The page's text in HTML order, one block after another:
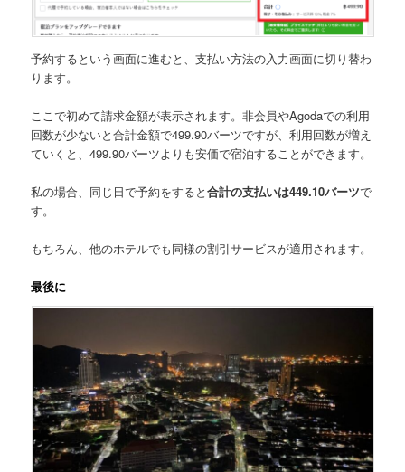
予約するという画面に進むと、支払い方法の入力画面に切り替わ
ります。
ここで初めて請求金額が表示されます。非会員やAgodaでの利用
回数が少ないと合計金額で499.90バーツですが、利用回数が増え
ていくと、499.90バーツよりも安価で宿泊することができます。
私の場合、同じ日で予約をすると合計の支払いは449.10バーツで
す。
もちろん、他のホテルでも同様の割引サービスが適用されます。
最後に